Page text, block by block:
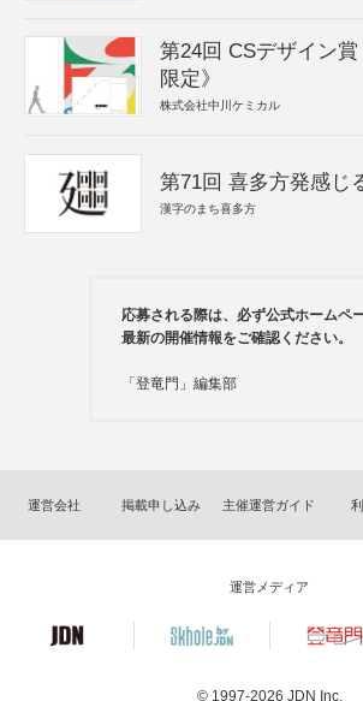
第24回 CSデザイン
限定》
株式会社中川ケミカル
第71回 喜多方発感じ
漢字のまち喜多方
応募される際は、必ず公式ホームペ
最新の開催情報をご確認ください。
「登竜門」編集部
運営会社 掲載申し込み 主催運営ガイド
運営メディア
© 1997-2026 JDN Inc.